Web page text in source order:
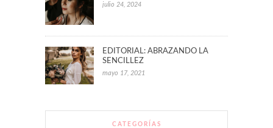
julio 24, 2024
EDITORIAL: ABRAZANDO LA
SENCILLEZ
mayo 17, 2021
CATEGORÍAS